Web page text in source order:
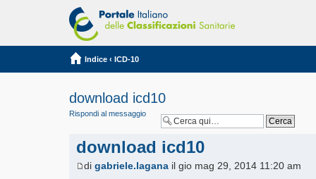
Indice ‹ ICD-10
download icd10
Rispondi al messaggio
download icd10
di gabriele.lagana il gio mag 29, 2014 11:20 am